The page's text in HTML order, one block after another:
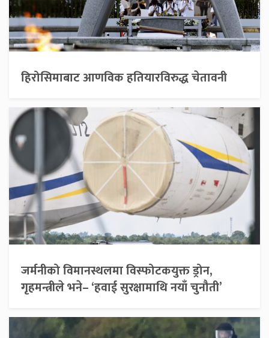
हिरोसिमाबाट आणविक हतियारविरुद्ध चेतावनी
जर्मनीको विमानस्थलमा विस्फोटकयुक्त ड्रोन,
गृहमन्त्रीले भने– ‘हवाई सुरक्षामाथि नयाँ चुनौती’